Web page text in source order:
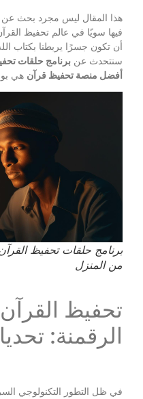
هذا المقال ليس مجرد بحث
فيها سويًا في عالم تحفيظ
أن تكون جسرًا يربطنا بكتاب
سنتحدث عن برنامج حلقات
أفضل منصة تحفيظ قرآن هي
برنامج حلقات تحفيظ
من المنزل
تحفيظ
الرقمنة:
في ظل التطور التكنولوجي